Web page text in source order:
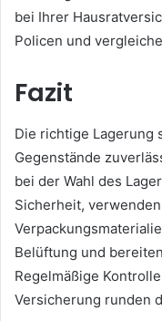
bei Ihrer
Policen und
Fazit
Die richtige Lagerung
Gegenstände
bei der Wahl des
Sicherheit,
Belüftung und
Regelmäßige
Versicherung runden